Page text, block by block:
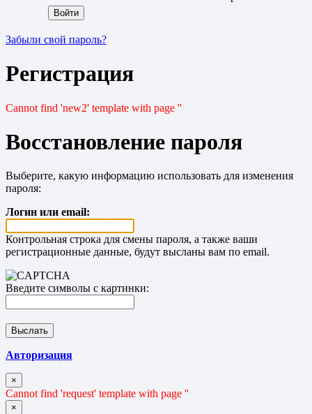
Забыли свой пароль?
Регистрация
Cannot find 'new2' template with page ''
Восстановление пароля
Выберите, какую информацию использовать для изменения
пароля:
Логин или email:
Контрольная строка для смены пароля, а также ваши
регистрационные данные, будут высланы вам по email.
Введите символы с картинки:
Авторизация
×
Cannot find 'request' template with page ''
×